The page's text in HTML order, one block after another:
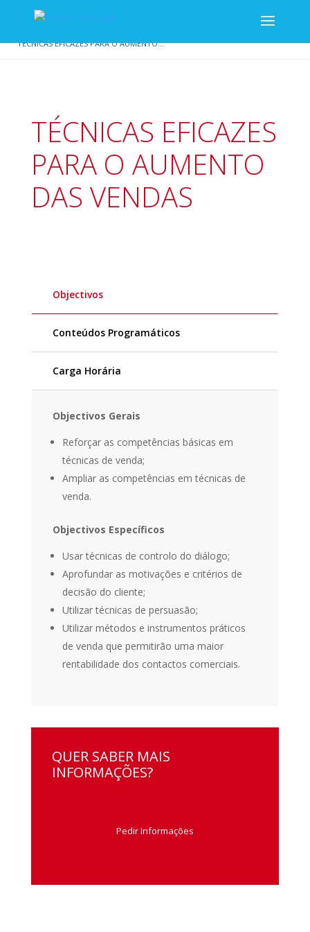
/ VENDAS E MARKETING
TÉCNICAS EFICAZES PARA O AUMENTO...
TÉCNICAS EFICAZES
PARA O AUMENTO
DAS VENDAS
Objectivos
Conteúdos Programáticos
Carga Horária
Objectivos Gerais
Reforçar as competências básicas em
técnicas de venda;
Ampliar as competências em técnicas de
venda.
Objectivos Específicos
Usar técnicas de controlo do diálogo;
Aprofundar as motivações e critérios de
decisão do cliente;
Utilizar técnicas de persuasão;
Utilizar métodos e instrumentos práticos
de venda que permitirão uma maior
rentabilidade dos contactos comerciais.
QUER SABER MAIS
INFORMAÇÕES?
Pedir Informações